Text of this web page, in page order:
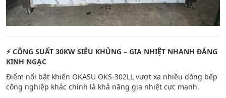
⚡ CÔNG SUẤT 30KW SIÊU KHỦNG – GIA NHIỆT NHANH ĐÁNG
KINH NGẠC
Điểm nổi bật khiến OKASU OKS-302LL vượt xa nhiều dòng bếp
công nghiệp khác chính là khả năng gia nhiệt cực mạnh.